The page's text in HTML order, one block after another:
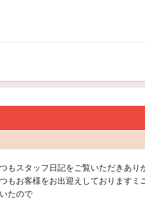
もスタッフ日記をご覧いただきあり
もお客様をお出迎えしておりますミ
たので